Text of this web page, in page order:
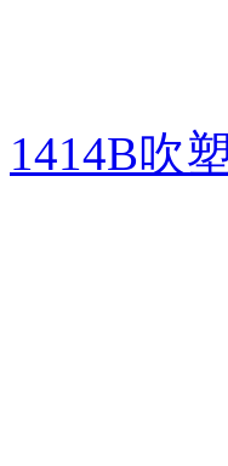
1414B吹